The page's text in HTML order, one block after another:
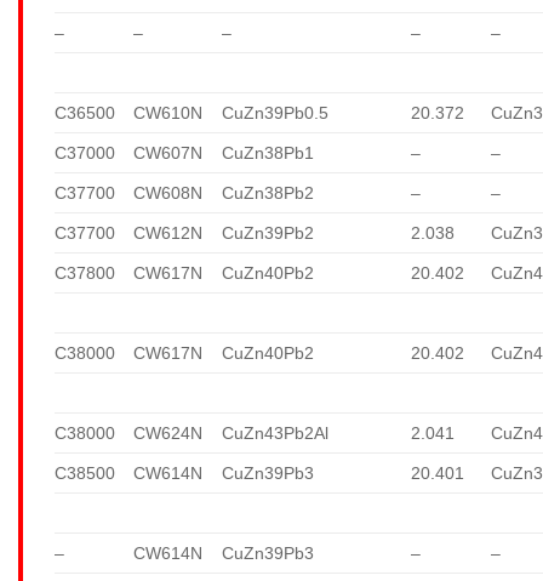
– – – – –
C36500 CW610N CuZn39Pb0.5 20.372
C37000 CW607N CuZn38Pb1 – –
C37700 CW608N CuZn38Pb2 – –
C37700 CW612N CuZn39Pb2 2.038
C37800 CW617N CuZn40Pb2 20.402
C38000 CW617N CuZn40Pb2 20.402
C38000 CW624N CuZn43Pb2Al 2.041
C38500 CW614N CuZn39Pb3 20.401
– CW614N CuZn39Pb3 – –